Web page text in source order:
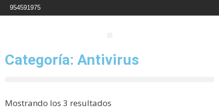
954591975
Categoría: Antivirus
Mostrando los 3 resultados